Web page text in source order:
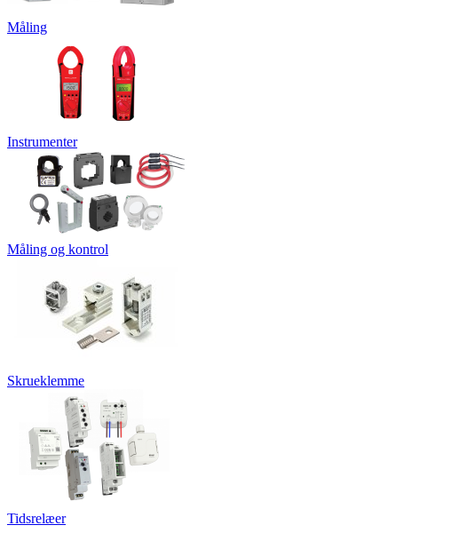
Måling
Instrumenter
Måling og kontrol
Skrueklemme
Tidsrelæer